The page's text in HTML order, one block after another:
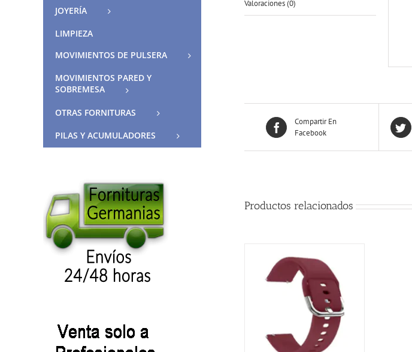
Valoraciones (0)
Compartir En
Facebook
Productos relacionados
JOYERÍA
LIMPIEZA
MOVIMIENTOS DE PULSERA
MOVIMIENTOS PARED Y
SOBREMESA
OTRAS FORNITURAS
PILAS Y ACUMULADORES